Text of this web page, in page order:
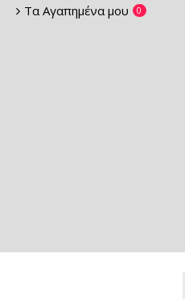
Τα Αγαπημένα μου
0